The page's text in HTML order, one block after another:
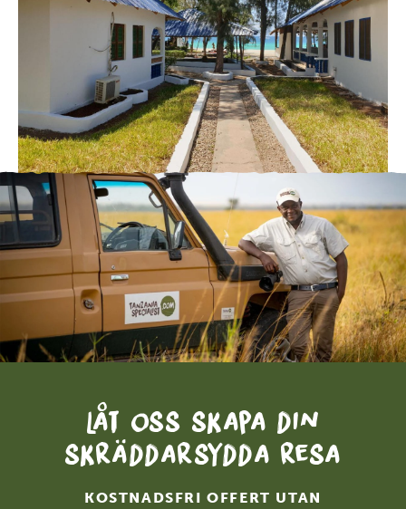
Låt oss skapa din
skräddarsydda resa
KOSTNADSFRI OFFERT UTAN